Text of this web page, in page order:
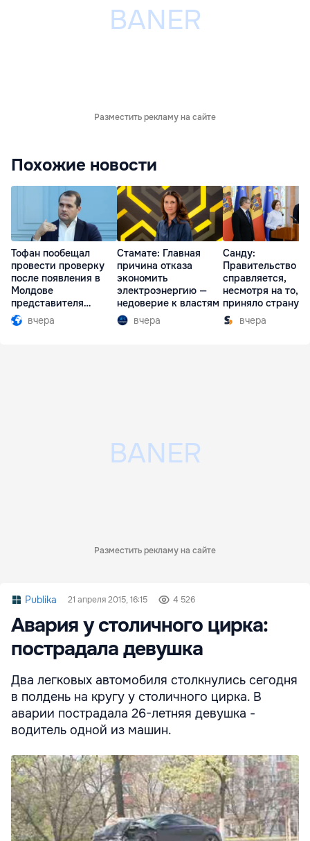
Разместить рекламу на сайте
Похожие новости
Тофан пообещал
провести проверку
после появления в
Молдове
представителя
Южной Осетии
вчера
Стамате: Главная
причина отказа
экономить
электроэнергию —
недоверие к властям
вчера
Санду:
Правительство
справляется,
несмотря на то,
приняло страну в
разгар кризиса
вчера
Разместить рекламу на сайте
Publika 21 апреля 2015, 16:15 4 526
Авария у столичного цирка:
пострадала девушка
Два легковых автомобиля столкнулись сегодня
в полдень на кругу у столичного цирка. В
аварии пострадала 26-летняя девушка -
водитель одной из машин.